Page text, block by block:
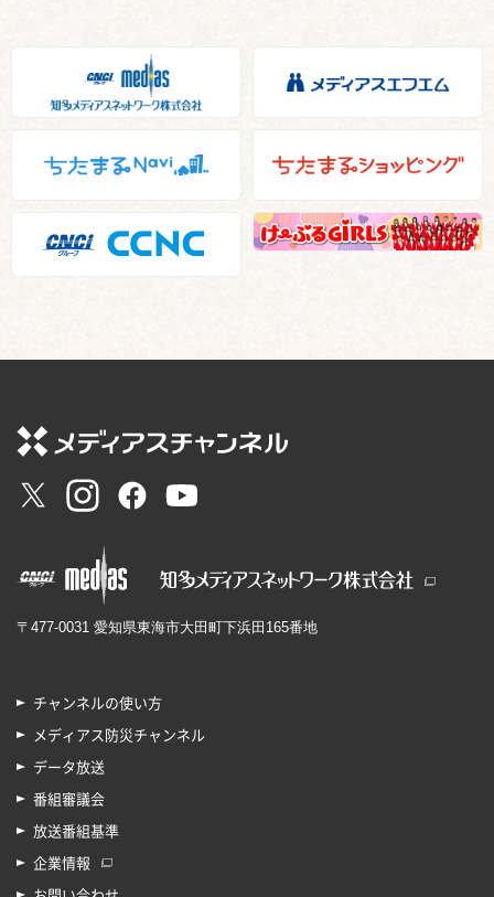
〒477-0031 愛知県東海市大田町下浜田165番地
チャンネルの使い方
メディアス防災チャンネル
データ放送
番組審議会
放送番組基準
企業情報